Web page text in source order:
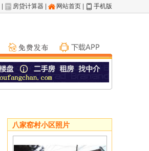
房贷计算器 网站首页 手机版
八家窑村小区照片